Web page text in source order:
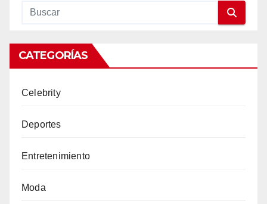
CATEGORÍAS
Celebrity
Deportes
Entretenimiento
Moda